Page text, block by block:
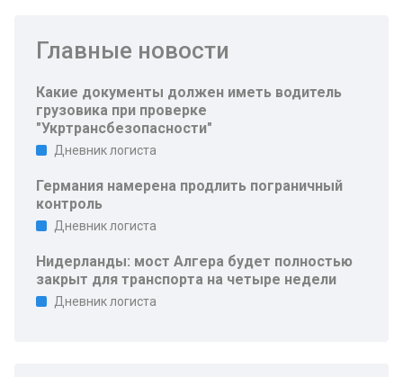
Главные новости
Какие документы должен иметь водитель
грузовика при проверке
"Укртрансбезопасности"
Дневник логиста
Германия намерена продлить пограничный
контроль
Дневник логиста
Нидерланды: мост Алгера будет полностью
закрыт для транспорта на четыре недели
Дневник логиста